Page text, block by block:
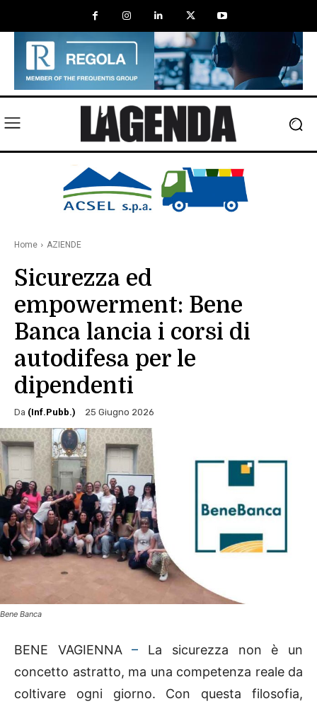
Home AZIENDE
Sicurezza ed
empowerment: Bene
Banca lancia i corsi di
autodifesa per le
dipendenti
Da (Inf.Pubb.) 25 Giugno 2026
Bene Banca
BENE VAGIENNA– La sicurezza non è un
concetto astratto, ma una competenza reale da
coltivare ogni giorno. Con questa filosofia,